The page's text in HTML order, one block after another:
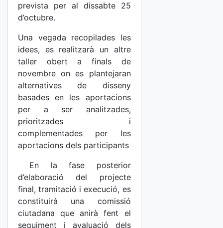
prevista per al dissabte 25
d’octubre.
Una vegada recopilades les
idees, es realitzarà un altre
taller obert a finals de
novembre on es plantejaran
alternatives de disseny
basades en les aportacions
per a ser analitzades,
prioritzades i
complementades per les
aportacions dels participants
En la fase posterior
d’elaboració del projecte
final, tramitació i execució, es
constituirà una comissió
ciutadana que anirà fent el
seguiment i avaluació dels